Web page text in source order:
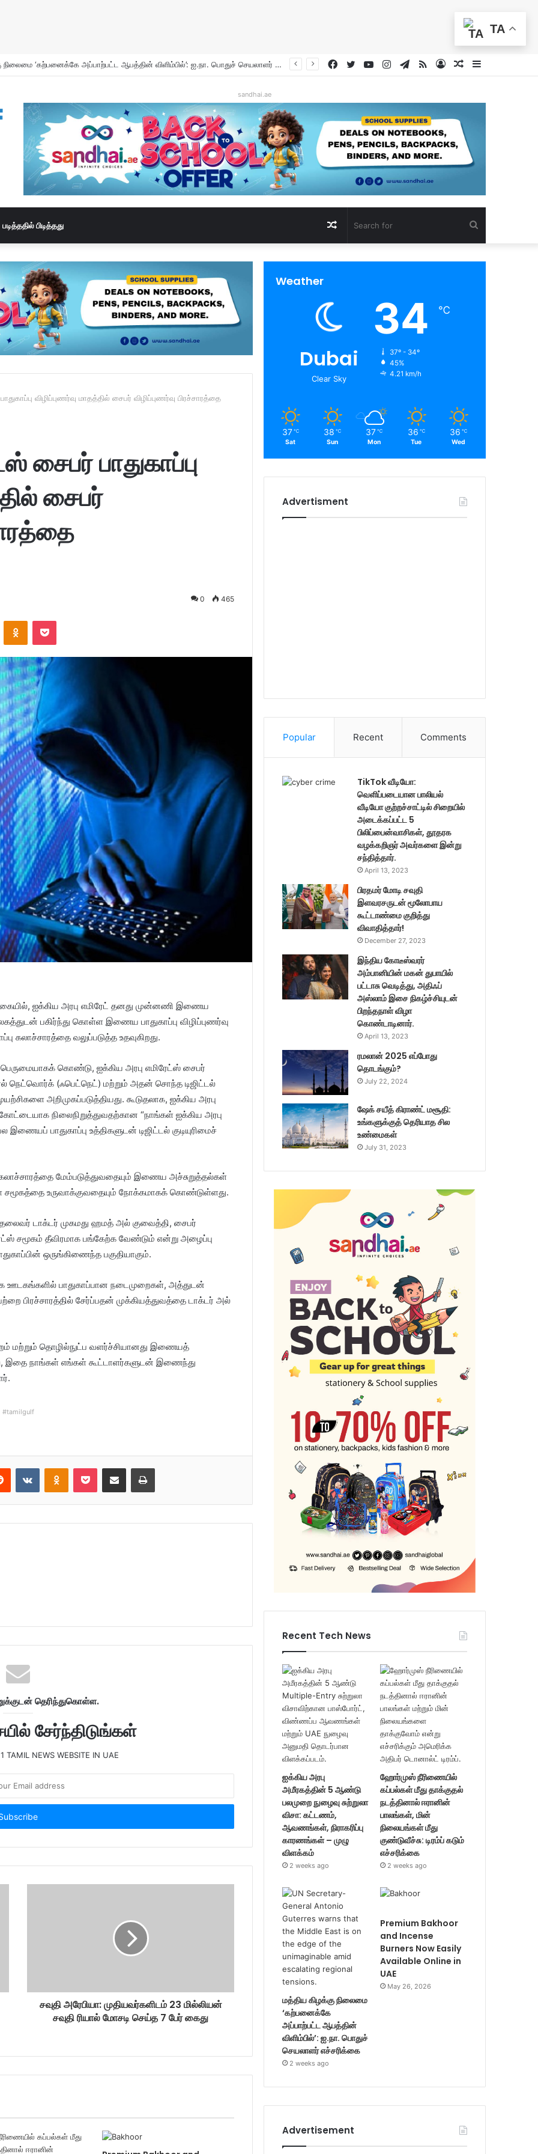
மத்திய கிழக்கு நிலைமை ‘கற்பனைக்கே அப்பாற்பட்ட ஆபத்தின் விளிம்பில்’: ஐ.நா. பொதுச் செயலாளர் எச்சரிக்கை
Random
Log
RSS
Telegram
Instagram
YouTube
Twitter
Facebook
sandhai.ae
படித்ததில் பிடித்தது
for
Random
Article
விழிப்புணர்வு மாதத்தில் சைபர் விழிப்புணர்வு பிரச்சாரத்தை
சைபர் பாதுகாப்பு
சைபர்
0 465
வகையில், ஐக்கிய அரபு எமிரேட் தனது முன்னணி இணைய
பகிர்ந்து கொள்ள இணைய பாதுகாப்பு விழிப்புணர்வு
கலாச்சாரத்தை வலுப்படுத்த உதவுகிறது.
கொண்டு, ஐக்கிய அரபு எமிரேட்ஸ் சைபர்
நெட்வொர்க் (ஃபெட்நெட்) மற்றும் அதன் சொந்த டிஜிட்டல்
அறிமுகப்படுத்தியது. கூடுதலாக, ஐக்கிய அரபு
நிலைநிறுத்துவதற்கான “நாங்கள் ஐக்கிய அரபு
பாதுகாப்பு உத்திகளுடன் டிஜிட்டல் குடியுரிமைச்
கலாச்சாரத்தை மேம்படுத்துவதையும் இணைய அச்சுறுத்தல்கள்
சமூகத்தை உருவாக்குவதையும் நோக்கமாகக் கொண்டுள்ளது.
தலைவர் டாக்டர் முகமது ஹமத் அல் குவைத்தி, சைபர்
சமூகம் தீவிரமாக பங்கேற்க வேண்டும் என்று அழைப்பு
ஒருங்கிணைந்த பகுதியாகும்.
ஊடகங்களில் பாதுகாப்பான நடைமுறைகள், அத்துடன்
பிரச்சாரத்தில் சேர்ப்பதன் முக்கியத்துவத்தை டாக்டர் அல்
மற்றும் தொழில்நுட்ப வளர்ச்சியானது இணையத்
இதை நாங்கள் எங்கள் கூட்டாளர்களுடன் இணைந்து
#tamilgulf
தெரிந்துகொள்ள.
சேர்ந்திடுங்கள்
TAMIL NEWS WEBSITE IN UAE
சவுதி அரேபியா: முதியவர்களிடம் 23 மில்லியன்
சவுதி ரியால் மோசடி செய்த 7 பேர் கைது
Weather
Dubai
Clear Sky
34 ℃
37º - 34º
45%
4.21 km/h
37 ℃
Sat
38 ℃
Sun
37 ℃
Mon
36 ℃
Tue
36 ℃
Wed
Advertisment
Popular Recent Comments
TikTok வீடியோ:
வெளிப்படையான பாலியல்
வீடியோ குற்றச்சாட்டில் சிறையில்
அடைக்கப்பட்ட 5
பிலிப்பைன்வாசிகள், தூதரக
வழக்கறிஞர் அவர்களை இன்று
சந்தித்தார்.
April 13, 2023
பிரதமர் மோடி சவுதி
இளவரசருடன் மூலோபாய
கூட்டாண்மை குறித்து
விவாதித்தார்!
December 27, 2023
இந்திய கோடீஸ்வரர்
அம்பானியின் மகன் துபாயில்
பட்டாசு வெடித்து, அதிஃப்
அஸ்லாம் இசை நிகழ்ச்சியுடன்
பிறந்தநாள் விழா
கொண்டாடினார்.
April 13, 2023
ரமலான் 2025 எப்போது
தொடங்கும்?
July 22, 2024
ஷேக் சயீத் கிராண்ட் மசூதி:
உங்களுக்குத் தெரியாத சில
உண்மைகள்
July 31, 2023
Recent Tech News
ஐக்கிய அரபு
அமீரகத்தின் 5 ஆண்டு
பலமுறை நுழைவு சுற்றுலா
விசா: கட்டணம்,
ஆவணங்கள், நிராகரிப்பு
காரணங்கள் – முழு
விளக்கம்
2 weeks ago
ஹோர்முஸ் நீரிணையில்
கப்பல்கள் மீது தாக்குதல்
நடத்தினால் ஈரானின்
பாலங்கள், மின்
நிலையங்கள் மீது
குண்டுவீச்சு: டிரம்ப் கடும்
எச்சரிக்கை
2 weeks ago
மத்திய கிழக்கு நிலைமை
‘கற்பனைக்கே
அப்பாற்பட்ட ஆபத்தின்
விளிம்பில்’: ஐ.நா. பொதுச்
செயலாளர் எச்சரிக்கை
2 weeks ago
Premium Bakhoor
and Incense
Burners Now Easily
Available Online in
UAE
May 26, 2026
Advertisement
TA